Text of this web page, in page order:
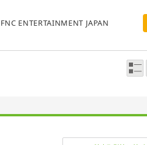
FNC ENTERTAINMENT JAPAN
一覧表示写真表示